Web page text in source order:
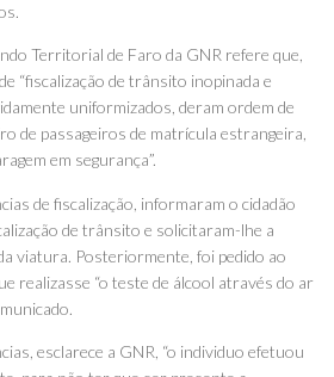
Territorial de Faro da GNR refere que,
“fiscalização de trânsito inopinada e
uniformizados, deram ordem de
de passageiros de matrícula estrangeira,
em segurança”.
de fiscalização, informaram o cidadão
de trânsito e solicitaram-lhe a
viatura. Posteriormente, foi pedido ao
realizasse “o teste de álcool através do ar
esclarece a GNR, “o individuo efetuou